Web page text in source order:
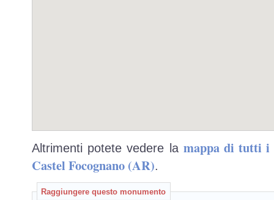
Altrimenti potete vedere la mappa di tutti i
Castel Focognano (AR).
Raggiungere questo monumento